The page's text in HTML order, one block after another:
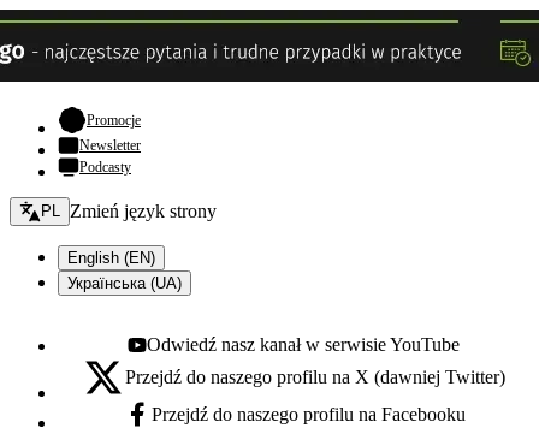
Promocje- otwiera się w nowej karcie
Newsletter
Podcasty
Zmień język - bieżący:
PL Zmień język strony
English (EN)
Українська (UA)
Youtube - otwiera się w nowej karcie
Odwiedź nasz kanał w serwisie YouTube
X - otwiera się w nowej karcie
Przejdź do naszego profilu na X (dawniej Twitter)
Facebook - otwiera się w nowej karcie
Przejdź do naszego profilu na Facebooku